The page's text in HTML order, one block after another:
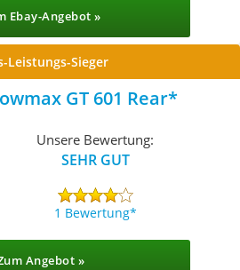
Ebay-Angebot »
Leistungs-Sieger
GT 601 Rear
Unsere Bewertung:
SEHR GUT
1 Bewertung
Angebot »